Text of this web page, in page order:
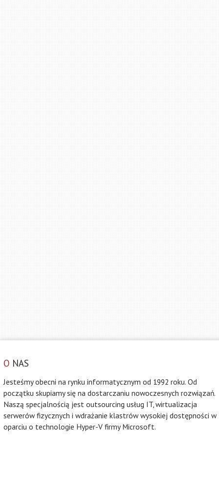
O NAS
Jesteśmy obecni na rynku informatycznym od 1992 roku. Od
początku skupiamy się na dostarczaniu nowoczesnych rozwiązań.
Naszą specjalnością jest outsourcing usług IT, wirtualizacja
serwerów fizycznych i wdrażanie klastrów wysokiej dostępności w
oparciu o technologie Hyper-V firmy Microsoft.